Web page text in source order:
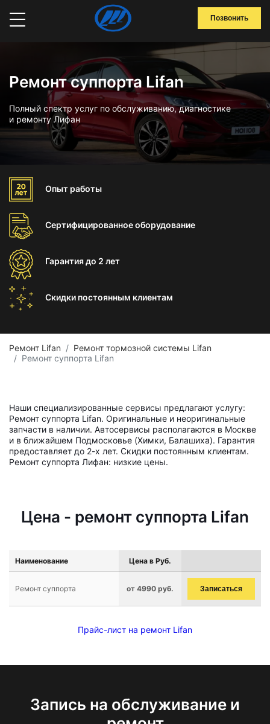
Позвонить
Ремонт суппорта Lifan
Полный спектр услуг по обслуживанию, диагностике
и ремонту Лифан
Опыт работы
Сертифицированноеоборудование
Гарантиядо 2 лет
Скидки постоянным клиентам
Ремонт Lifan
Ремонт тормозной системы Lifan
Ремонт суппорта Lifan
Наши специализированные сервисы предлагают услугу:
Ремонт суппорта Lifan. Оригинальные и неоригинальные
запчасти в наличии. Автосервисы располагаются в Москве
и в ближайшем Подмосковье (Химки, Балашиха). Гарантия
предоставляет до 2-х лет. Скидки постоянным клиентам.
Ремонт суппорта Лифан: низкие цены.
Цена - ремонт суппорта Lifan
Наименование Цена в Руб.
Ремонт суппорта от 4990 руб. Записаться
Прайс-лист на ремонт Lifan
Запись на обслуживание и